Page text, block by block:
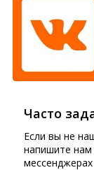
Часто
Если вы не
напишите нам
мессенджерах